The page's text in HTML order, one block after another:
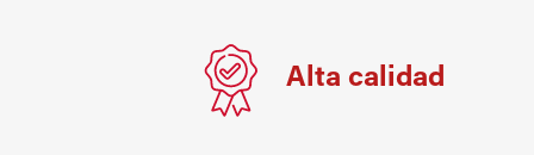
Alta calidad